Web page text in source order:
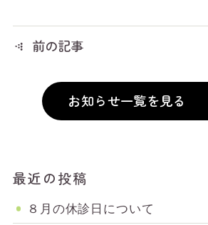
前の記事
お知らせ一覧を見る
最近の投稿
８月の休診日について